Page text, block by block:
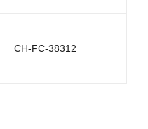
CH-FC-38312